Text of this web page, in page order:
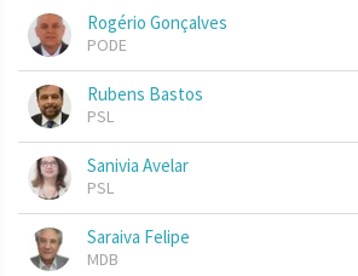
Rogério Gonçalves
PODE
Rubens Bastos
PSL
Sanivia Avelar
PSL
Saraiva Felipe
MDB